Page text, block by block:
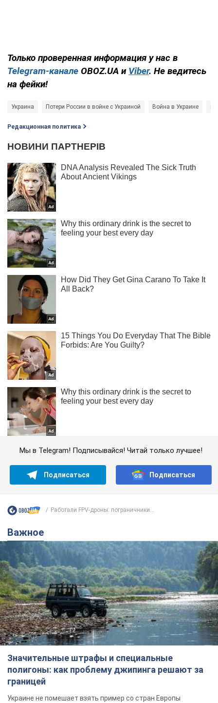
Только проверенная информация у нас в
Telegram-канале OBOZ.UA и Viber. Не ведитесь
на фейки!
Украина Потери России в войне с Украиной Война в Украине
Редакционная политика
Мы в Telegram! Подписывайся! Читай только лучшее!
Подписаться Подписаться
Работали FPV-дроны: пограничники...
Важное
Значительные штрафы и специальные
полигоны: как проблему джипинга решают за
границей
Украине не помешает взять пример со стран Европы